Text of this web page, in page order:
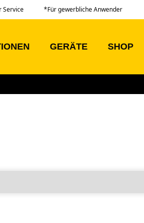
Service *Für gewerbliche Anwender
GERÄTE SHOP